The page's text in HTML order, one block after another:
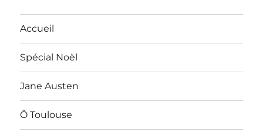
Accueil
Spécial Noël
Jane Austen
Ô Toulouse